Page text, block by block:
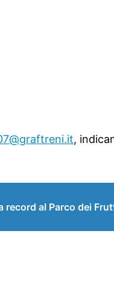
,
record al Parco dei